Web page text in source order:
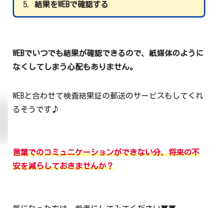
結果をWEBで確認する
WEBでいつでも結果が確認できるので、紙媒体のように
なくしてしまう心配もありません。
WEBと合わせて検査結果証の郵送のサービスもしてくれ
るそうです♪
言葉でのコミュニケーションができない分、将来の不
安を減らしておきませんか？